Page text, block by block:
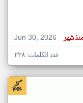
Jun 30, 2026
منذ شهر
عدد الكلمات: ٢٢٨